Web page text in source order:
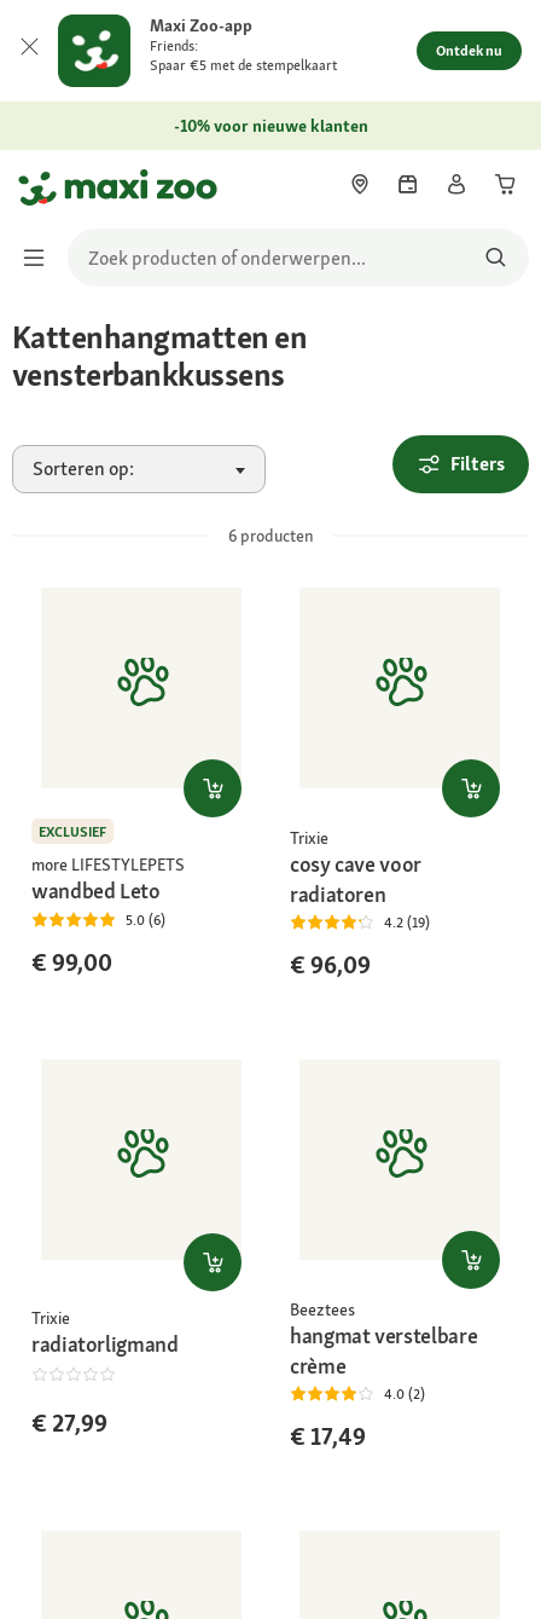
Maxi Zoo-app
Friends:
Spaar €5 met de stempelkaart
Ontdek nu
-10% voor nieuwe klanten
Kattenhangmatten en
vensterbankkussens
Sorteren op: Filters
6producten
EXCLUSIEF
more LIFESTYLEPETS
wandbed Leto
5.0 (6)
€ 99,00
Trixie
cosy cave voor
radiatoren
4.2 (19)
€ 96,09
Trixie
radiatorligmand
€ 27,99
Beeztees
hangmat verstelbare
crème
4.0 (2)
€ 17,49